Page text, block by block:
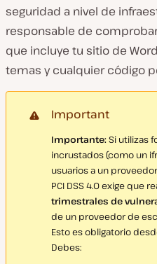
seguridad a nivel de
responsable de
que incluye tu sitio de
temas y cualquier código
Important
Importante:Si utilizas
incrustados (como un
usuarios a un
PCI DSS 4.0 exige que
trimestrales de
de un proveedor de
Esto es obligatorio
Debes: